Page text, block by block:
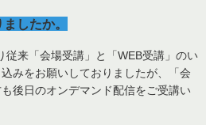
したか。
来「会場受講」と「WEB受講」のい
みをお願いしておりましたが、「会
後日のオンデマンド配信をご受講い